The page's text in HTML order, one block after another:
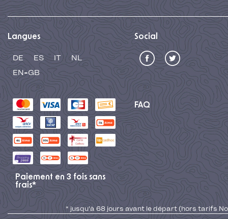
Langues
DE ES IT
NL
EN-GB
Social
FAQ
Paiement en 3 fois sans
frais*
* jusqu'à 68 jours avant le départ (hors tarifs No